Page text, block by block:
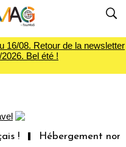
16/08. Retour de la newsletter
Bel été !
! Hébergement non